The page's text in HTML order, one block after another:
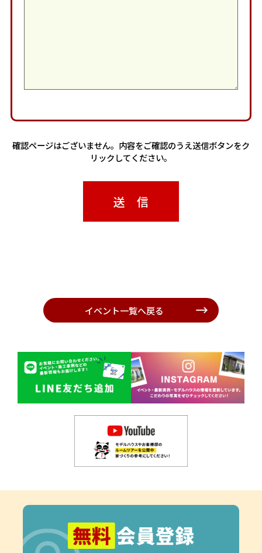
確認ページはございません。内容をご確認のうえ送信ボタンをク
リックしてください。
イベント一覧へ戻る